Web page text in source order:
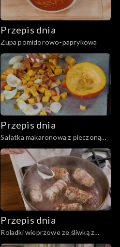
Przepis dnia
Zupa pomidorowo-paprykowa
Przepis dnia
Sałatka makaronowa z pieczoną
dynią i twarogiem
Przepis dnia
Roladki wieprzowe ze śliwką z
puree pietruszkowym